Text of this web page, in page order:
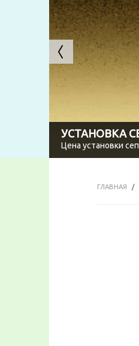
УСТАНОВКА
Цена установки
ГЛАВНАЯ